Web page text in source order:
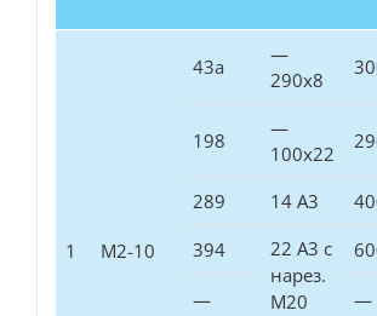
1 М2-10
43а
—
290х8
198
—
100х22
289 14 А3
394
22 А3 с
нарез.
М20
— —